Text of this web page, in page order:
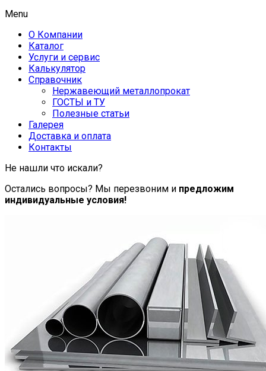
Menu
О Компании
Каталог
Услуги и сервис
Калькулятор
Справочник
Нержавеющий металлопрокат
ГОСТЫ и ТУ
Полезные статьи
Галерея
Доставка и оплата
Контакты
Не нашли что искали?
Остались вопросы? Мы перезвоним и предложим
индивидуальные условия!